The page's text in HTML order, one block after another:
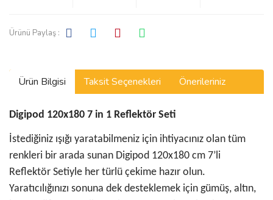
Ürünü Paylaş :
Ürün Bilgisi Taksit Seçenekleri Önerileriniz
Digipod 120x180 7 in 1 Reflektör Seti
İstediğiniz ışığı yaratabilmeniz için ihtiyacınız olan tüm
renkleri bir arada sunan Digipod 120x180 cm 7’li
Reflektör Setiyle her türlü çekime hazır olun.
Yaratıcılığınızı sonuna dek desteklemek için gümüş, altın,